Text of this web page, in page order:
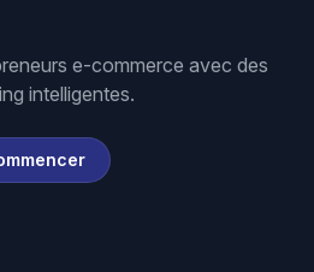
e-commerce avec des
intelligentes.